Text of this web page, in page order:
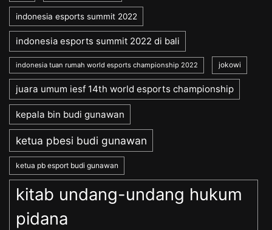
indonesia esports summit 2022
indonesia esports summit 2022 di bali
indonesia tuan rumah world esports championship 2022 jokowi
juara umum iesf 14th world esports championship
kepala bin budi gunawan
ketua pbesi budi gunawan
ketua pb esport budi gunawan
kitab undang-undang hukum
pidana